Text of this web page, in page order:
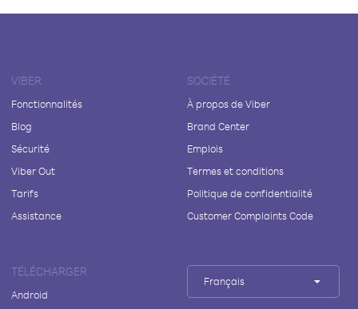
VIBER
Fonctionnalités
Blog
Sécurité
Viber Out
Tarifs
Assistance
SOCIÉTÉ
À propos de Viber
Brand Center
Emplois
Termes et conditions
Politique de confidentialité
Customer Complaints Code
TÉLÉCHARGER
Android
Français